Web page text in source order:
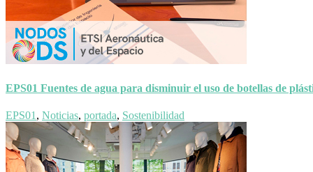
EPS01 Fuentes de agua para disminuir el uso de botellas de
EPS01 , Noticias, portada, Sostenibilidad